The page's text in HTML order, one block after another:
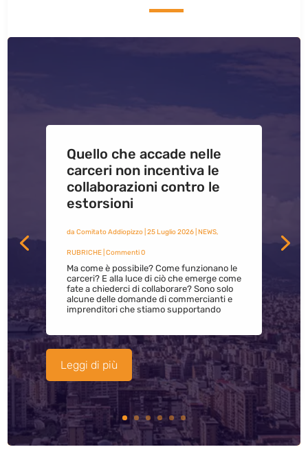
Quello che accade nelle
carceri non incentiva le
collaborazioni contro le
estorsioni
da Comitato Addiopizzo| 25 Luglio 2026| NEWS,
RUBRICHE| Commenti 0
Ma come è possibile? Come funzionano le
carceri? E alla luce di ciò che emerge come
fate a chiederci di collaborare? Sono solo
alcune delle domande di commercianti e
imprenditori che stiamo supportando
Leggi di più